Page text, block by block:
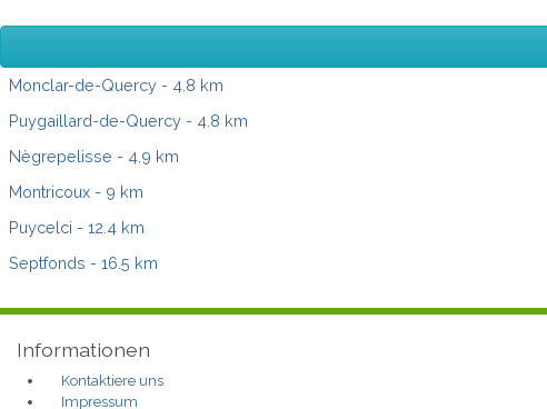
Monclar-de-Quercy - 4.8 km
Puygaillard-de-Quercy - 4.8 km
Nègrepelisse - 4.9 km
Montricoux - 9 km
Puycelci - 12.4 km
Septfonds - 16.5 km
Informationen
Kontaktiere uns
Impressum